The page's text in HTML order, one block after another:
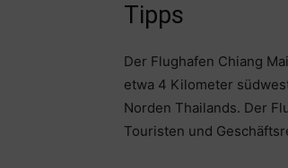
Tipps
Der Flughafen Chiang
etwa 4 Kilometer
Norden Thailands. Der
Touristen und